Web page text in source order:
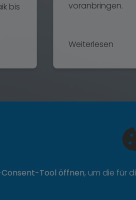
bis
voranbringen.
Weiterlesen
Tool öffnen, um die für